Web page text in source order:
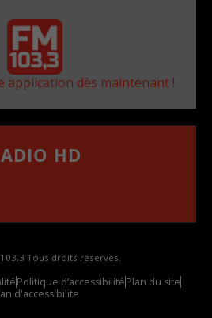
application dès maintenant !
HD
Tous droits réservés.
Politique d’accessibilitéPlan du site
d'accessibilite